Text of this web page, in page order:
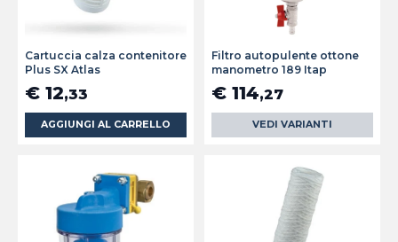
Cartuccia calza contenitore
Plus SX Atlas
€ 12,33
AGGIUNGI AL CARRELLO
Filtro autopulente ottone
manometro 189 Itap
€ 114,27
VEDI VARIANTI